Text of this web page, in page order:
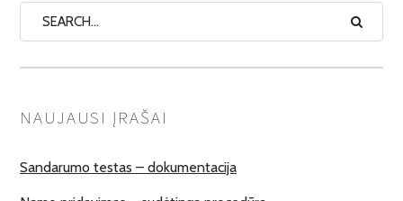
NAUJAUSI ĮRAŠAI
Sandarumo testas – dokumentacija